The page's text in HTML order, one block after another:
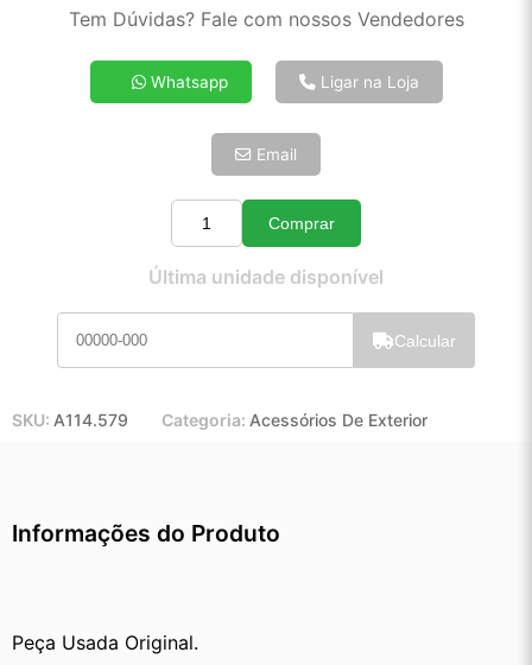
2x de R$ 38,32
4x de R$ 19,73
5x de R$ 15,99
Tem Dúvidas? Fale com nossos Vendedores
Whatsapp Ligar na Loja
Email
Quantidade
Comprar
Última unidade disponível
Calcular
SKU: A114.579 Categoria: Acessórios De Exterior
Informações do Produto
Peça Usada Original.